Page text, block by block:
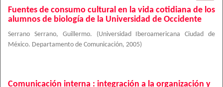
Fuentes de consumo cultural en la vida cotidiana de los
alumnos de biología de la Universidad de Occidente
Serrano Serrano, Guillermo. (Universidad Iberoamericana Ciudad de
México. Departamento de Comunicación, 2005)
Comunicación interna : integración a la organización y